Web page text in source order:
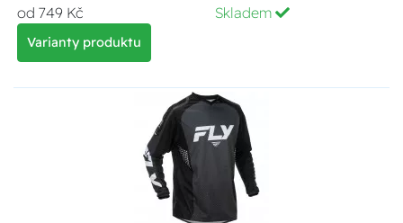
od 749 Kč Skladem
Varianty produktu